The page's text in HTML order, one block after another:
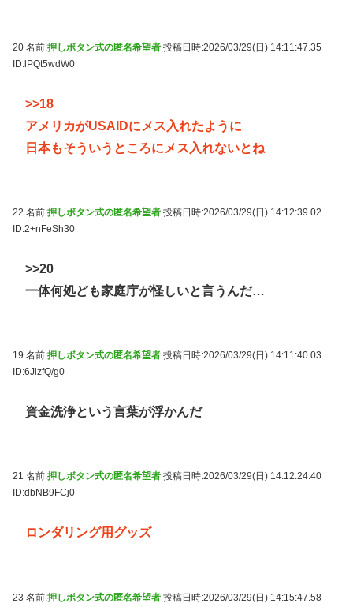
20 名前:押しボタン式の匿名希望者 投稿日時:2026/03/29(日) 14:11:47.35
ID:lPQt5wdW0
>>18
アメリカがUSAIDにメス入れたように
日本もそういうところにメス入れないとね
22 名前:押しボタン式の匿名希望者 投稿日時:2026/03/29(日) 14:12:39.02
ID:2+nFeSh30
>>20
一体何処ども家庭庁が怪しいと言うんだ…
19 名前:押しボタン式の匿名希望者 投稿日時:2026/03/29(日) 14:11:40.03
ID:6JizfQ/g0
資金洗浄という言葉が浮かんだ
21 名前:押しボタン式の匿名希望者 投稿日時:2026/03/29(日) 14:12:24.40
ID:dbNB9FCj0
ロンダリング用グッズ
23 名前:押しボタン式の匿名希望者 投稿日時:2026/03/29(日) 14:15:47.58